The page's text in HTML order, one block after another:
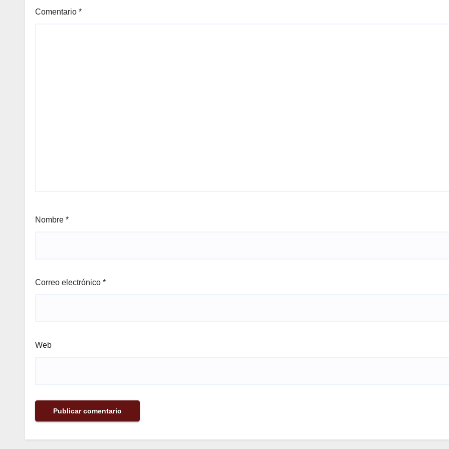
Comentario *
Nombre *
Correo electrónico *
Web